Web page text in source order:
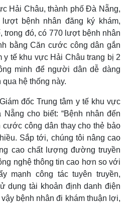
Multimedia
Video
Ảnh
E-Magazine
Infographic
Hải Châu, thành phố Đà Nẵng,
bệnh nhân đăng ký khám,
trong đó, có 770 lượt bệnh nhân
bằng Căn cước công dân gắn
y tế khu vực Hải Châu trang bị 2
minh để người dân dễ dàng
hệ thống này.
đốc Trung tâm y tế khu vực
cho biết: “Bệnh nhân đến
cước công dân thay cho thẻ bảo
Sắp tới, chúng tôi nâng cao
cao chất lượng đường truyền
nghệ thông tin cao hơn so với
mạnh công tác tuyên truyền,
dụng tài khoản định danh điện
bệnh nhân đi khám thuận lợi,